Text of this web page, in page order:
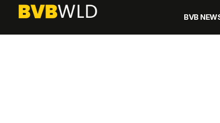
BVB